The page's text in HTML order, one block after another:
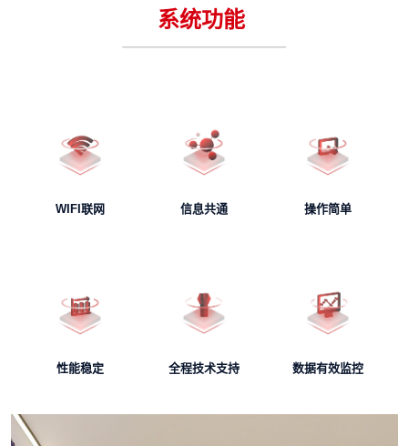
系统功能
WIFI联网 信息共通 操作简单
性能稳定 全程技术支持 数据有效监控